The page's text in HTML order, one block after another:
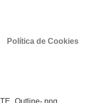
Política de Cookies